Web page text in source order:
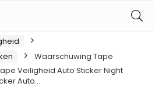
Waarschuwing Tape
Veiligheid Auto Sticker Night
Auto…